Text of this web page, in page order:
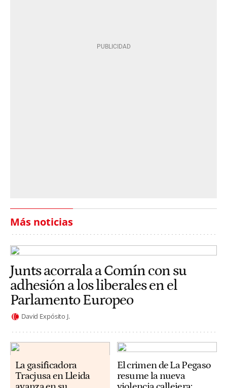
Más noticias
Junts acorrala a Comín con su
adhesión a los liberales en el
Parlamento Europeo
David Expósito J.
La gasificadora
Tracjusa en Lleida
El crimen de La Pegaso
resume la nueva